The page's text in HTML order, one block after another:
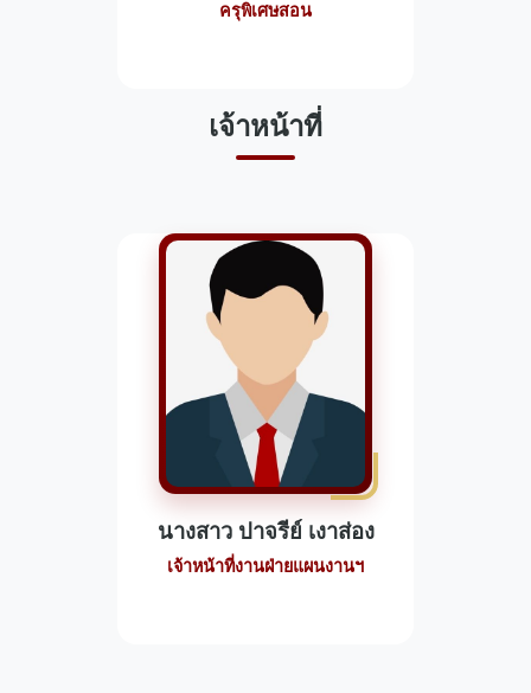
ครุพิเศษสอน
เจ้าหน้าที่
นางสาว ปาจรีย์ เงาส่อง
เจ้าหน้าที่งานฝ่ายแผนงานฯ